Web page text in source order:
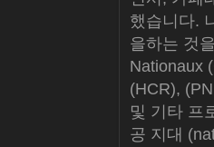
했습니다.
을하는 것
Nationaux
(HCR),
및 기타 프
공 지대